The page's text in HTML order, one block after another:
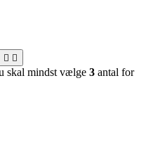
 
skal mindst vælge 3 antal for